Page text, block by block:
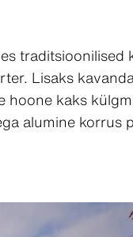
traditsioonilised
Lisaks
kaks
alumine korrus